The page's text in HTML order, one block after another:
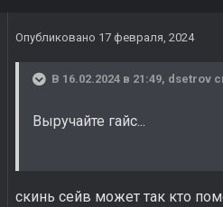
Опубликовано 17 февраля, 2024
В 16.02.2024 в 21:49, dsetrov
Выручайте гайс...
скинь сейв может так кто